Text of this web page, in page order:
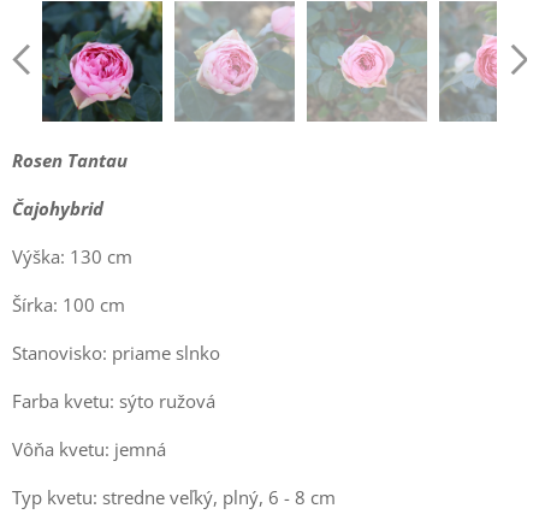
Rosen Tantau
Čajohybrid
Výška: 130 cm
Šírka: 100 cm
Stanovisko: priame slnko
Farba kvetu: sýto ružová
Vôňa kvetu: jemná
Typ kvetu: stredne veľký, plný, 6 - 8 cm